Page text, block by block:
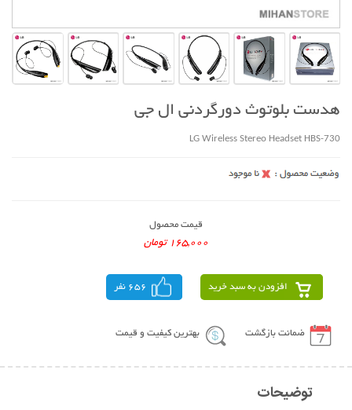
هدست بلوتوث دورگردنی ال جی
LG Wireless Stereo Headset HBS-730
قیمت محصول
165,000 تومان
افزودن به سبد خرید 656 نفر
ضمانت بازگشت بهترین کیفیت و قیمت
توضیحات